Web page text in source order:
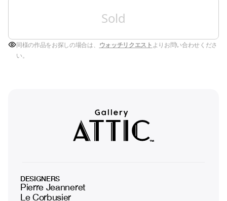
Sold
同様の作品をお探しの場合は、 ウォッチリクエストよりお問い合わせくださ
い。
DESIGNERS
Pierre Jeanneret
Le Corbusier